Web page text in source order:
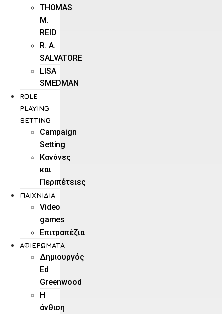
THOMAS
M.
REID
R. A.
SALVATORE
LISA
SMEDMAN
ROLE
PLAYING
SETTING
Campaign
Setting
Kανόνες
και
Περιπέτειες
ΠΑΙΧΝΊΔΙΑ
Video
games
Επιτραπέζια
ΑΦΙΕΡΏΜΑΤΑ
Δημιουργός
Ed
Greenwood
Η
άνθιση